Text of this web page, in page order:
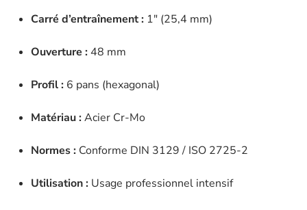
Carré d’entraînement : 1″ (25,4 mm)
Ouverture : 48 mm
Profil : 6 pans (hexagonal)
Matériau :Acier Cr-Mo
Normes : Conforme DIN 3129 / ISO 2725-2
Utilisation : Usage professionnel intensif